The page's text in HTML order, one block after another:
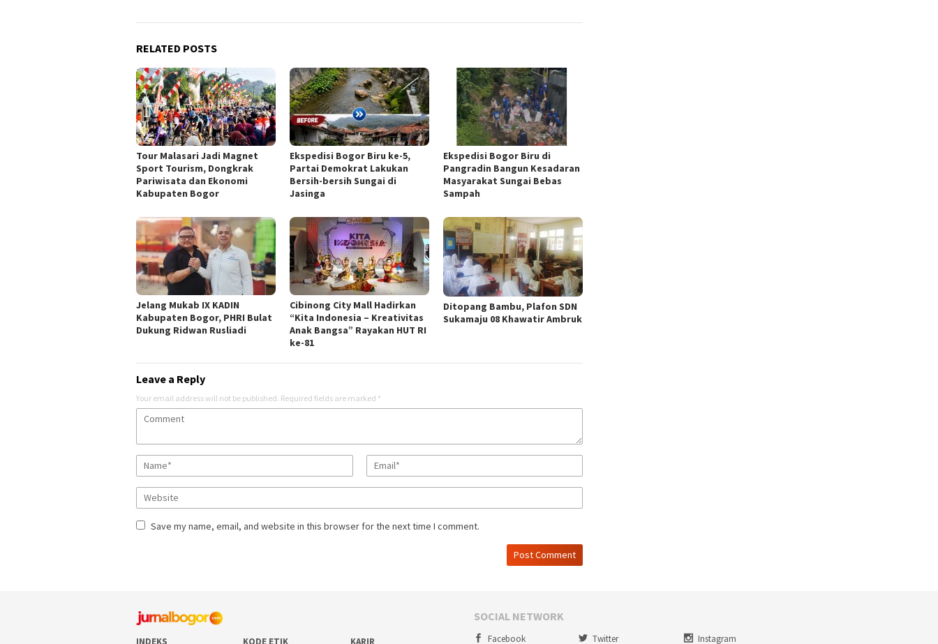
RELATED POSTS
Tour Malasari Jadi Magnet
Sport Tourism, Dongkrak
Pariwisata dan Ekonomi
Kabupaten Bogor
Ekspedisi Bogor Biru ke-5,
Partai Demokrat Lakukan
Bersih-bersih Sungai di
Jasinga
Ekspedisi Bogor Biru di
Pangradin Bangun Kesadaran
Masyarakat Sungai Bebas
Sampah
Jelang Mukab IX KADIN
Kabupaten Bogor, PHRI Bulat
Dukung Ridwan Rusliadi
Cibinong City Mall Hadirkan
“Kita Indonesia – Kreativitas
Anak Bangsa” Rayakan HUT RI
ke-81
Ditopang Bambu, Plafon SDN
Sukamaju 08 Khawatir Ambruk
Leave a Reply
Your email address will not be published. Required fields are marked *
Save my name, email, and website in this browser for the next time I comment.
SOCIAL NETWORK
Facebook Twitter Instagram